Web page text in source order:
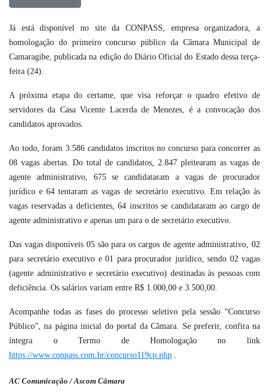
Já está disponível no site da CONPASS, empresa organizadora, a
homologação do primeiro concurso público da Câmara Municipal de
Camaragibe, publicada na edição do Diário Oficial do Estado dessa terça-
feira (24).
A próxima etapa do certame, que visa reforçar o quadro efetivo de
servidores da Casa Vicente Lacerda de Menezes, é a convocação dos
candidatos aprovados.
Ao todo, foram 3.586 candidatos inscritos no concurso para concorrer as
08 vagas abertas. Do total de candidatos, 2.847 pleitearam as vagas de
agente administrativo, 675 se candidataram a vagas de procurador
jurídico e 64 tentaram as vagas de secretário executivo. Em relação às
vagas reservadas a deficientes, 64 inscritos se candidataram ao cargo de
agente administrativo e apenas um para o de secretário executivo.
Das vagas disponíveis 05 são para os cargos de agente administrativo, 02
para secretário executivo e 01 para procurador jurídico, sendo 02 vagas
(agente administrativo e secretário executivo) destinadas às pessoas com
deficiência. Os salários variam entre R$ 1.000,00 e 3.500,00.
Acompanhe todas as fases do processo seletivo pela sessão “Concurso
Público”, na página inicial do portal da Câmara. Se preferir, confira na
íntegra o Termo de Homologação no link
https://www.conpass.com.br/concurso119cp.php .
AC Comunicação / Ascom Câmara